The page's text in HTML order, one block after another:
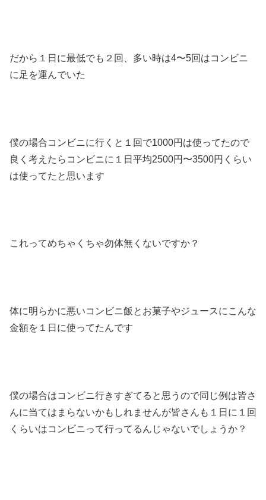
だから１日に最低でも２回、多い時は4〜5回はコンビニ
に足を運んでいた
僕の場合コンビニに行くと１回で1000円は使ってたので
良く考えたらコンビニに１日平均2500円〜3500円くらい
は使ってたと思います
これってめちゃくちゃ勿体無くないですか？
体に明らかに悪いコンビニ飯とお菓子やジュースにこんな
金額を１日に使ってたんです
僕の場合はコンビニ行きすぎてると思うので同じ例は皆さ
んに当てはまらないかもしれませんが皆さんも１日に１回
くらいはコンビニって行ってるんじゃないでしょうか？